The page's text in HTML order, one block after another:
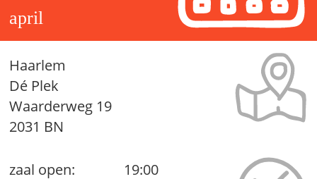
april
Haarlem
Dé Plek
Waarderweg 19
2031 BN
zaal open:
19:00